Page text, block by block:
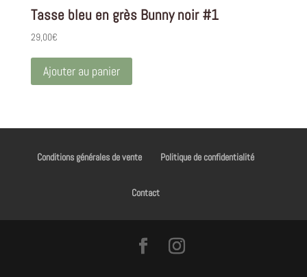
Tasse bleu en grès Bunny noir #1
29,00€
Ajouter au panier
Conditions générales de vente Politique de confidentialité
Contact